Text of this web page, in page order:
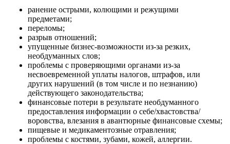
ранение острыми, колющими и режущими
предметами;
переломы;
разрыв отношений;
упущенные бизнес-возможности из-за резких,
необдуманных слов;
проблемы с проверяющими органами из-за
несвоевременной уплаты налогов, штрафов, или
других нарушений (в том числе и по незнанию)
действующего законодательства;
финансовые потери в результате необдуманного
предоставления информации о себе/хвастовства/
воровства, влезания в авантюрные финансовые схемы;
пищевые и медикаментозные отравления;
проблемы с костями, зубами, кожей, аллергии.